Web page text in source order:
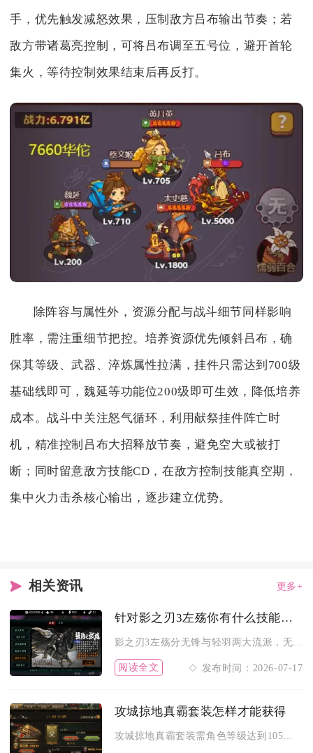
手，优先触发减怒效果，压制敌方吕布输出节奏；若
敌方带诸葛亮控制，可将吕布调至五号位，避开首轮
集火，等待控制效果结束后再反打。
除阵容与属性外，资源分配与战斗细节同样影响
胜率，需注重细节把控。培养资源优先倾斜吕布，确
保其等级、武器、淬炼属性拉满，挂件只需达到700级
基础线即可，魏延等功能位200级即可生效，降低培养
成本。战斗中关注怒气循环，利用献祭挂件阵亡时
机，精准控制吕布大招释放节奏，避免空大或被打
断；同时留意敌方技能CD，在敌方控制技能真空期，
集中火力击杀核心输出，逐步建立优势。
相关资讯 更多+
针对影之刃3左殇你有什么技能装备的建议
影之刃3左殇分无锋与轻羽两大流派，无锋走攻防爆发，优先金龙剑...
阅读全文 发布时间：2026-07-17
攻城掠地真霸套装怎样才能获得